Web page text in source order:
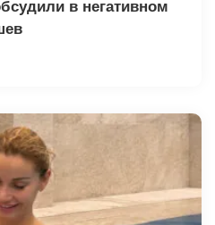
в негативном